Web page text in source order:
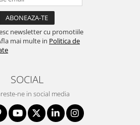
newsletter cu promotiile
mai multe in Politica de
SOCIAL
ne in social media